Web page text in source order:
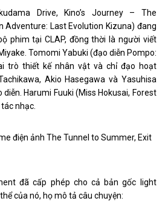
Drive, Kino’s Journey – The
Adventure: Last Evolution Kizuna) đang
phim tại CLAP, đồng thời là người viết
Tomomi Yabuki (đạo diễn Pompo:
trò thiết kế nhân vật và chỉ đạo hoạt
Akio Hasegawa và Yasuhisa
diễn. Harumi Fuuki (Miss Hokusai, Forest
nhạc.
đã cấp phép cho cả bản gốc light
của nó, họ mô tả câu chuyện: